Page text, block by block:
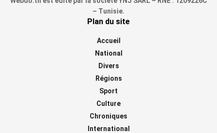
– Tunisie.
Plan du site
Accueil
National
Divers
Régions
Sport
Culture
Chroniques
International